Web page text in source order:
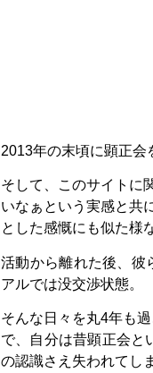
2013年の末頃に顕正会
そして、このサイトに
いなぁという実感と共
とした感慨にも似た様
活動から離れた後、彼
アルでは没交渉状態。
そんな日々を丸4年も
で、自分は昔顕正会と
の認識さえ失われてし